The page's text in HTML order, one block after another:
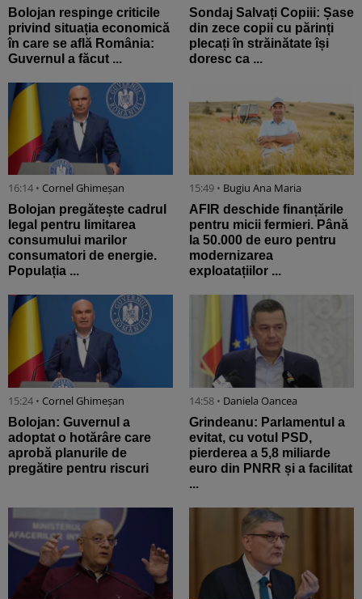
Bolojan respinge criticile
privind situația economică
în care se află România:
Guvernul a făcut ...
Sondaj Salvați Copiii: Șase
din zece copii cu părinți
plecați în străinătate își
doresc ca ...
16:14 • Cornel Ghimeșan
Bolojan pregătește cadrul
legal pentru limitarea
consumului marilor
consumatori de energie.
Populația ...
15:49 • Bugiu ⁠Ana Maria
AFIR deschide finanțările
pentru micii fermieri. Până
la 50.000 de euro pentru
modernizarea
exploatațiilor ...
15:24 • Cornel Ghimeșan
Bolojan: Guvernul a
adoptat o hotărâre care
aprobă planurile de
pregătire pentru riscuri
14:58 • Daniela Oancea
Grindeanu: Parlamentul a
evitat, cu votul PSD,
pierderea a 5,8 miliarde
euro din PNRR și a facilitat
...